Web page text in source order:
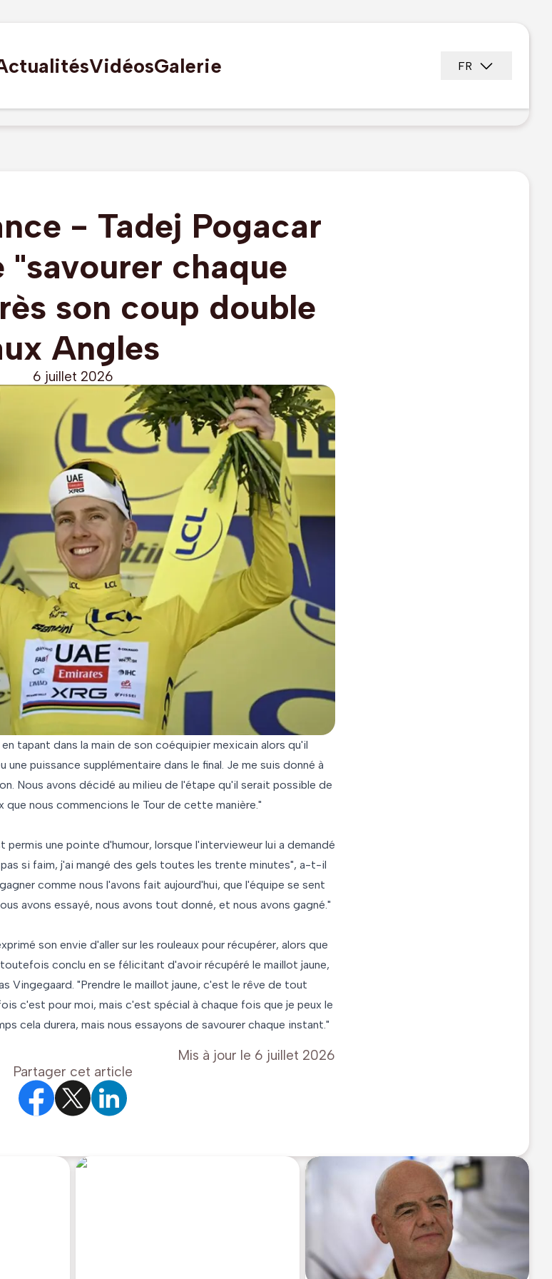
VidéosGalerie FR
- Tadej Pogacar
"savourer chaque
son coup double
Angles
6 juillet 2026
tapant dans la main de son coéquipier mexicain alors qu'il
puissance supplémentaire dans le final. Je me suis donné à
Nous avons décidé au milieu de l'étape qu'il serait possible de
que nous commencions le Tour de cette manière."
une pointe d'humour, lorsque l'intervieweur lui a demandé
si faim, j'ai mangé des gels toutes les trente minutes", a-t-il
comme nous l'avons fait aujourd'hui, que l'équipe se sent
avons essayé, nous avons tout donné, et nous avons gagné."
son envie d'aller sur les rouleaux pour récupérer, alors que
conclu en se félicitant d'avoir récupéré le maillot jaune,
Vingegaard. "Prendre le maillot jaune, c'est le rêve de tout
c'est pour moi, mais c'est spécial à chaque fois que je peux le
cela durera, mais nous essayons de savourer chaque instant."
Mis à jour le 6 juillet 2026
Partager cet article